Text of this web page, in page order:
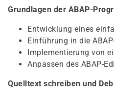
Grundlagen der ABAP-
Entwicklung eines
Einführung in die
Implementierung von
Anpassen des ABAP-
Quelltext schreiben und